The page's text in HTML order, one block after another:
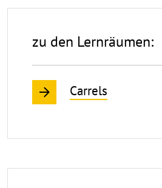
zu den Lernräumen:
Carrels